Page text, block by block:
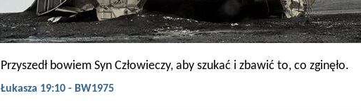
Przyszedł bowiem Syn Człowieczy, aby szukać i zbawić to, co zginęło.
Łukasza 19:10 - BW1975